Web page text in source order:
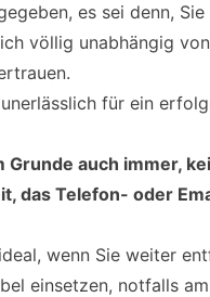
es sei denn,
völlig unabhängig
für ein
Grunde auch immer,
das Telefon- oder
wenn Sie weiter
einsetzen, notfalls